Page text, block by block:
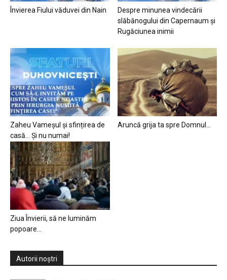
Învierea Fiului văduvei din Nain
Despre minunea vindecării
slăbănogului din Capernaum și
Rugăciunea inimii
Zaheu Vameșul și sfințirea de
casă… Și nu numai!
Aruncă grija ta spre Domnul…
Ziua Învierii, să ne luminăm
popoare…
Autorii noștri